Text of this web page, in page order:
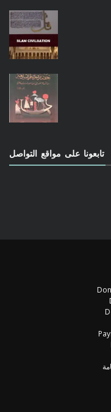
تابعونا على مواقع التواصل